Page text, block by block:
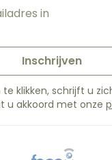
Inschrijven
klikken, schrijft u
u akkoord met onze